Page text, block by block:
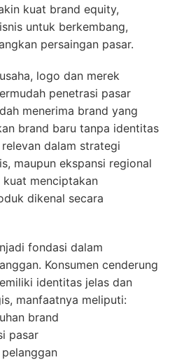
kuat brand equity,
untuk berkembang,
persaingan pasar.
logo dan merek
penetrasi pasar
menerima brand yang
brand baru tanpa identitas
dalam strategi
maupun ekspansi regional
kuat menciptakan
dikenal secara
fondasi dalam
Konsumen cenderung
identitas jelas dan
manfaatnya meliputi:
brand
pasar